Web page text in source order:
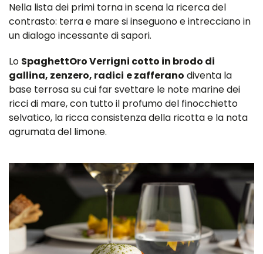
Nella lista dei primi torna in scena la ricerca del
contrasto: terra e mare si inseguono e intrecciano in
un dialogo incessante di sapori.
Lo SpaghettOro Verrigni cotto in brodo di
gallina, zenzero, radici e zafferano diventa la
base terrosa su cui far svettare le note marine dei
ricci di mare, con tutto il profumo del finocchietto
selvatico, la ricca consistenza della ricotta e la nota
agrumata del limone.